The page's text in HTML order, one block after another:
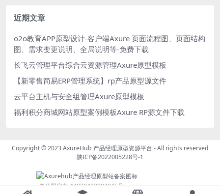
近期文章
o2o教育APP原型设计-客户端Axure 页面流程图、页面结构
图、需求变更说明、全局说明等-免费下载
长飞云管理平台综合云资源管理Axure原型模板
【新零售简易ERP管理系统】rp产品原型源文件
云平台主机与安全组管理Axure原型模板
福利积分商城网站原型案例模板Axure RP源文件下载
Copyright © 2023AxureHub 产品经理原型资源平台 - All rights reserved
陕ICP备2022005228号-1
粤公网安备 44030402004845号